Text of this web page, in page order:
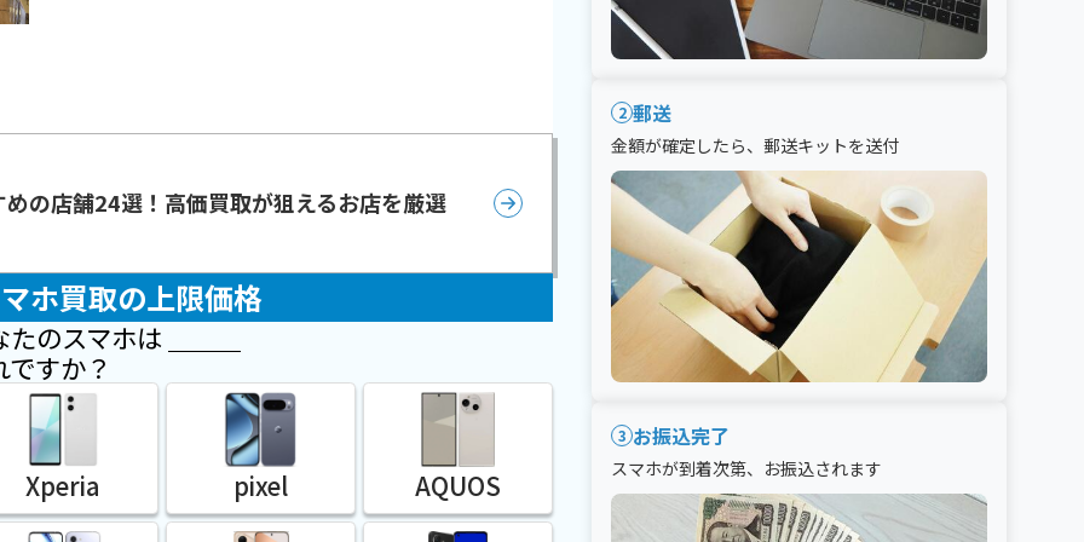
の店舗24選！高価買取が狙えるお店を厳選
ホ買取の上限価格
たのスマホは
ですか？
Xperia pixel AQUOS
2 郵送
金額が確定したら、郵送キットを送付
3 お振込完了
スマホが到着次第、お振込されます